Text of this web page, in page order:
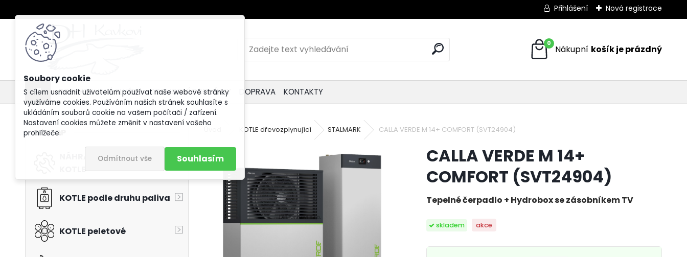
S cílem usnadnit uživatelům používat naše webové stránky
využíváme cookies. Používáním našich stránek souhlasíte s
ukládáním souborů cookie na vašem počítači / zařízení.
Nastavení cookies můžete změnit v nastavení vašeho
prohlížeče.
Odmítnout vše Souhlasím
Přihlášení Nová registrace
POSKYTOVANÉ SLUŽBY OBCHODNÍ PODMÍNKY DOPRAVA KONTAKTY
0
E-SHOP
NÁHRADNÍ DÍLY PRO
KOTLE
KOTLE podle druhu paliva
KOTLE peletové
KOTLE dřevozplynující STALMARK CALLA VERDE M 14+ COMFORT (SVT24904)
CALLA VERDE M 14+
COMFORT (SVT24904)
Tepelné čerpadlo + Hydrobox se zásobníkem TV
skladem akce